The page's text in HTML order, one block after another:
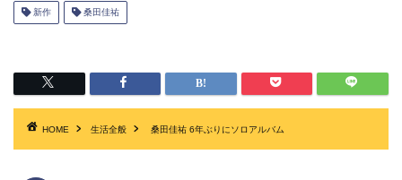
新作 桑田佳祐
HOME 生活全般 桑田佳祐 6年ぶりにソロアルバム